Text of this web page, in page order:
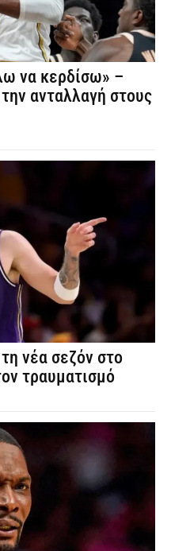
να κερδίσω» –
ανταλλαγή στους
νέα σεζόν στο
τραυματισμό